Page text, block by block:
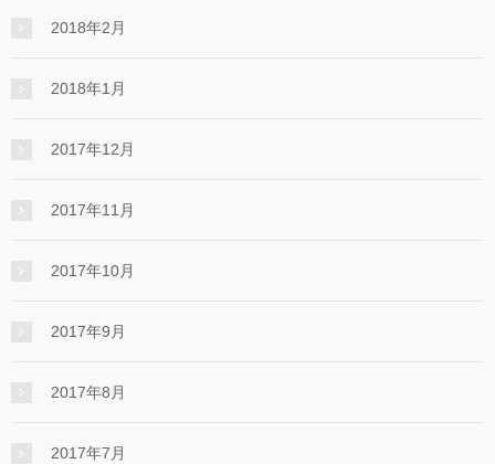
2018年2月
2018年1月
2017年12月
2017年11月
2017年10月
2017年9月
2017年8月
2017年7月